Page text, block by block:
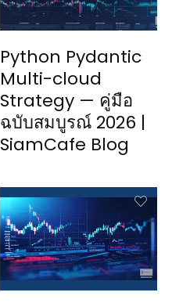
Python Pydantic
Multi-cloud
Strategy — คู่มือ
ฉบับสมบูรณ์ 2026 |
SiamCafe Blog